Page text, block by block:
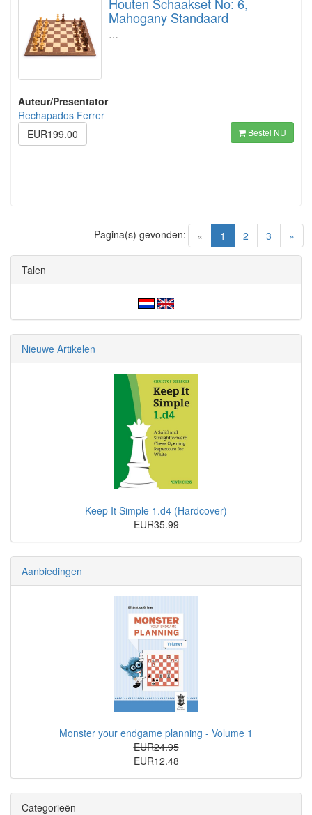
Mahogany Standaard
…
Auteur/Presentator
Rechapados Ferrer
EUR199.00
Bestel NU
« 1 (current)
2 3 »
Pagina(s) gevonden:
Talen
Nieuwe Artikelen
Keep It Simple 1.d4 (Hardcover)
EUR35.99
Aanbiedingen
Monster your endgame planning - Volume 1
EUR24.95
EUR12.48
Categorieën